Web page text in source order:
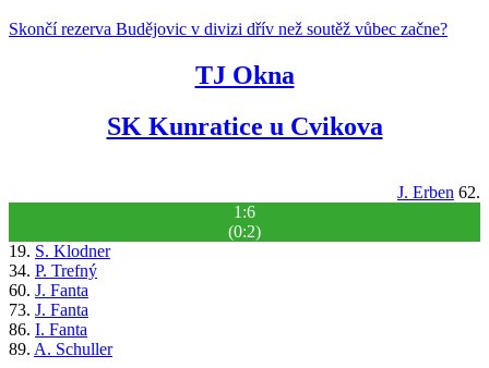
Skončí rezerva Budějovic v divizi dřív než soutěž vůbec začne?
TJ Okna
SK Kunratice u Cvikova
J. Erben 62.
1:6
(0:2)
19. S. Klodner
34. P. Trefný
60. J. Fanta
73. J. Fanta
86. I. Fanta
89. A. Schuller